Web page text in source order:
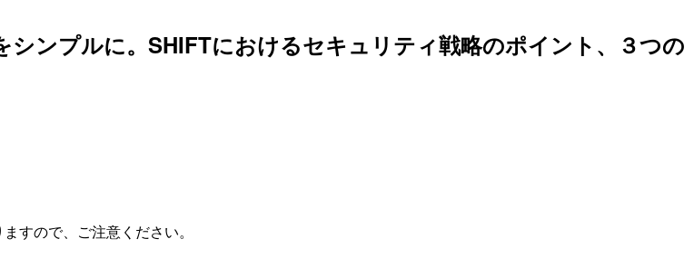
ンプルに。SHIFTにおけるセキュリティ戦略のポイント、３つの
すので、ご注意ください。